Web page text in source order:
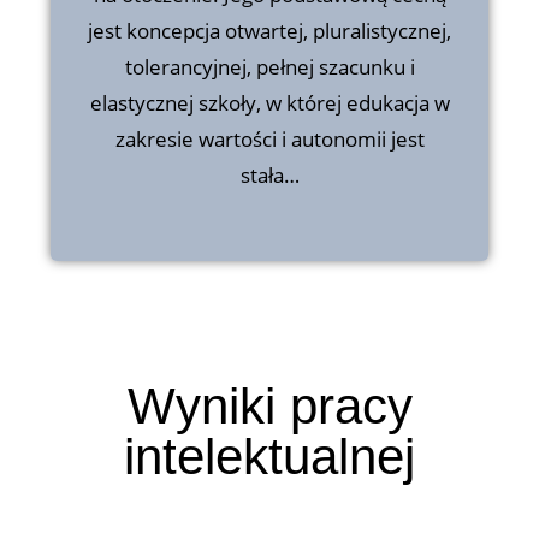
jest koncepcja otwartej, pluralistycznej,
tolerancyjnej, pełnej szacunku i
elastycznej szkoły, w której edukacja w
zakresie wartości i autonomii jest
stała…
zakresie wartości i autonomii jest
stała…
Wyniki pracy
intelektualnej